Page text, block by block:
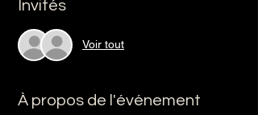
Invités
Voir tout
À propos de l'événement